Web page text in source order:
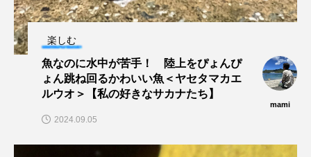
ヨツメウオ
リュウセイクラゲ レシピ
ロックシュリンプ ワカサギ
楽しむ
魚なのに水中が苦手！ 陸上をぴょんぴ
ょん跳ね回るかわいい魚＜ヤセタマカエ
ルウオ＞【私の好きなサカナたち】
mami
2024.09.05